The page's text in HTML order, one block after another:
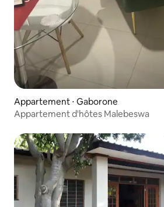
Appartement ⋅ Gaborone
Appartement d'hôtes Malebeswa